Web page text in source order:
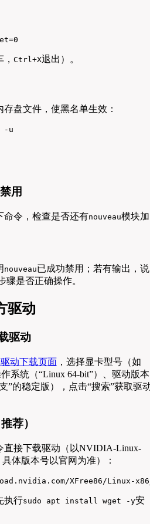
， Ctrl+X退出）。
盘文件，使黑名单生效：
-u
用
命令，检查是否还有nouveau模块加
nouveau已成功禁用；若有输出，说
骤是否正确操作。
驱动
驱动
动下载页面 ，选择显卡型号（如
系统（“Linux 64-bit”）、驱动版本
”的稳定版），点击“搜索”获取驱
荐）
直接下载驱动（以NVIDIA-Linux-
体版本号以官网为准）：
XFree86/Linux-
执行sudo apt install wget -y安